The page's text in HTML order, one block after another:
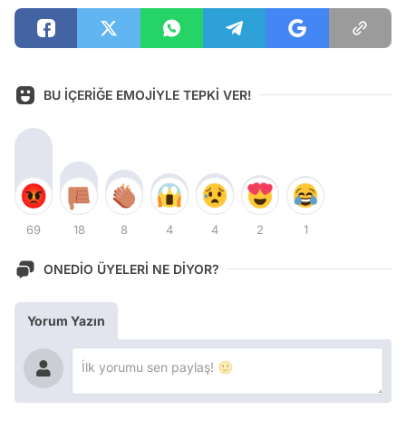
BU İÇERİĞE EMOJİYLE TEPKİ VER!
69 18 8 4 4 2 1
ONEDİO ÜYELERİ NE DİYOR?
Yorum Yazın